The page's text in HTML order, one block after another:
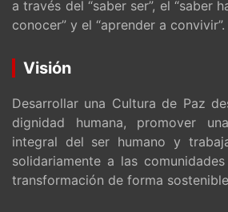
a través del “saber ser”, el “saber
conocer” y el “aprender a convivir”.
Visión
Desarrollar una Cultura de Paz
dignidad humana, promover
integral del ser humano y
solidariamente a las
transformación de forma